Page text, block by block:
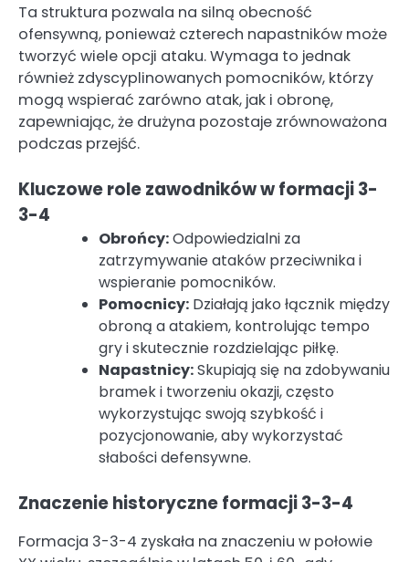
Ta struktura pozwala na silną obecność
ofensywną, ponieważ czterech napastników może
tworzyć wiele opcji ataku. Wymaga to jednak
również zdyscyplinowanych pomocników, którzy
mogą wspierać zarówno atak, jak i obronę,
zapewniając, że drużyna pozostaje zrównoważona
podczas przejść.
Kluczowe role zawodników w formacji 3-
3-4
Obrońcy:Odpowiedzialni za
zatrzymywanie ataków przeciwnika i
wspieranie pomocników.
Pomocnicy: Działają jako łącznik między
obroną a atakiem, kontrolując tempo
gry i skutecznie rozdzielając piłkę.
Napastnicy:Skupiają się na zdobywaniu
bramek i tworzeniu okazji, często
wykorzystując swoją szybkość i
pozycjonowanie, aby wykorzystać
słabości defensywne.
Znaczenie historyczne formacji 3-3-4
Formacja 3-3-4 zyskała na znaczeniu w połowie